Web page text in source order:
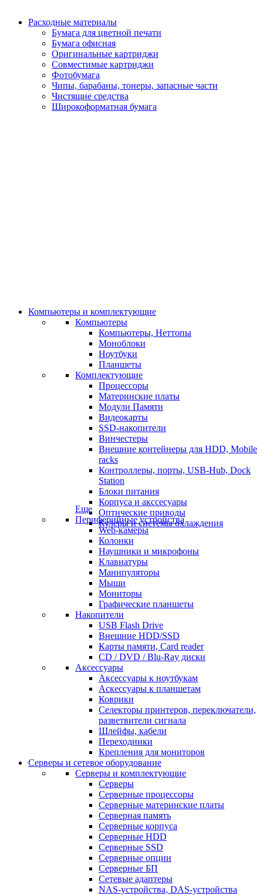
Расходные материалы
Бумага для цветной печати
Бумага офисная
Оригинальные картриджи
Совместимые картриджи
Фотобумага
Чипы, барабаны, тонеры, запасные части
Чистящие средства
Широкоформатная бумага
Компьютеры и комплектующие
Компьютеры
Компьютеры, Неттопы
Моноблоки
Ноутбуки
Планшеты
Комплектующие
Процессоры
Материнские платы
Модули Памяти
Видеокарты
SSD-накопители
Винчестеры
Внешние контейнеры для HDD, Mobile
racks
Контроллеры, порты, USB-Hub, Dock
Station
Блоки питания
Корпуса и акссесуары
Оптические приводы
Кулеры и системы охлаждения
Еще
Периферийные устройства
Web-камеры
Колонки
Наушники и микрофоны
Клавиатуры
Манипуляторы
Мыши
Мониторы
Графические планшеты
Накопители
USB Flash Drive
Внешние HDD/SSD
Карты памяти, Card reader
CD / DVD / Blu-Ray диски
Аксессуары
Аксессуары к ноутбукам
Аскессуары к планшетам
Коврики
Селекторы принтеров, переключатели,
разветвители сигнала
Шлейфы, кабели
Переходники
Крепления для мониторов
Серверы и сетевое оборудование
Серверы и комплектующие
Серверы
Серверные процессоры
Серверные материнские платы
Серверная память
Серверные корпуса
Серверные HDD
Серверные SSD
Серверные опции
Серверные БП
Сетевые адаптеры
NAS-устройства, DAS-устройства